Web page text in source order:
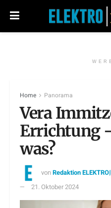
Home Panorama
Vera
Errichtung
was?
vonRedaktion
21. Oktober 2024